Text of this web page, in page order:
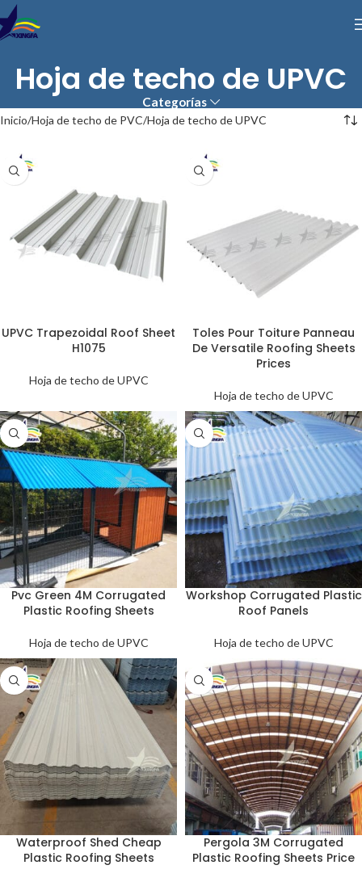
Hoja de techo de UPVC
Categorías
Inicio Hoja de techo de PVC Hoja de techo de UPVC
UPVC Trapezoidal Roof Sheet
H1075
Hoja de techo de UPVC
Toles Pour Toiture Panneau
De Versatile Roofing Sheets
Prices
Hoja de techo de UPVC
Pvc Green 4M Corrugated
Plastic Roofing Sheets
Hoja de techo de UPVC
Workshop Corrugated Plastic
Roof Panels
Hoja de techo de UPVC
Waterproof Shed Cheap
Plastic Roofing Sheets
Pergola 3M Corrugated
Plastic Roofing Sheets Price